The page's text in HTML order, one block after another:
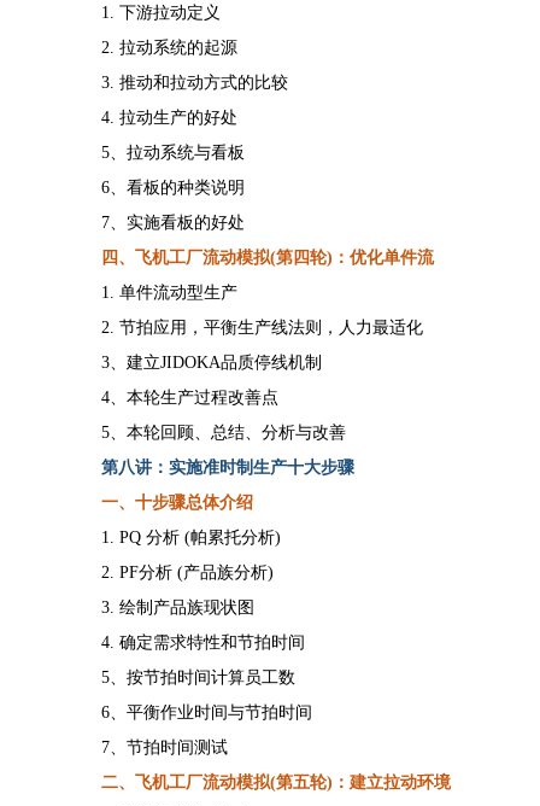
1. 下游拉动定义
2. 拉动系统的起源
3. 推动和拉动方式的比较
4. 拉动生产的好处
5、拉动系统与看板
6、看板的种类说明
7、实施看板的好处
四 、飞机工厂流动模拟(第四轮) ：优化单件流
1. 单件流动型生产
2. 节拍应用，平衡生产线法则，人力最适化
3、建立JIDOKA品质停线机制
4、本轮生产过程改善点
5、本轮回顾、总结、分析与改善
第八讲：实施准时制生产十大步骤
一、 十步骤总体介绍
1. PQ 分析 (帕累托分析)
2. PF分析 (产品族分析)
3. 绘制产品族现状图
4. 确定需求特性和节拍时间
5、按节拍时间计算员工数
6、平衡作业时间与节拍时间
7、节拍时间测试
二、飞机工厂流动模拟(第五轮) ：建立拉动环境